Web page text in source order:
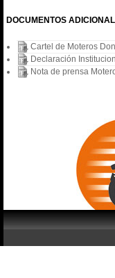
DOCUMENTOS
Cartel de Moteros
Declaración
Nota de prensa